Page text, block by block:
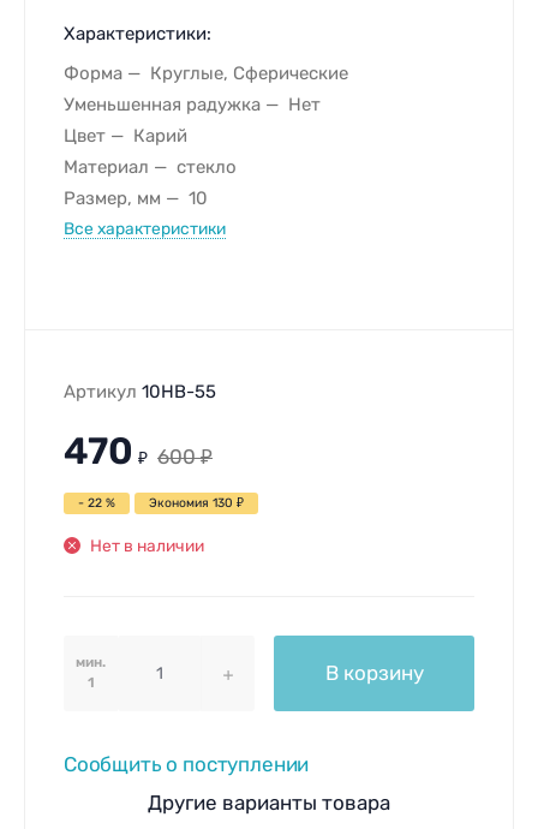
Характеристики:
Форма
Круглые, Сферические
Уменьшенная радужка
Нет
Цвет
Карий
Материал
стекло
Размер, мм
10
Все характеристики
Артикул 10HB-55
470 ₽ 600 ₽
- 22 % Экономия 130 ₽
Нет в наличии
мин.
1
В корзину
Сообщить о поступлении
Другие варианты товара